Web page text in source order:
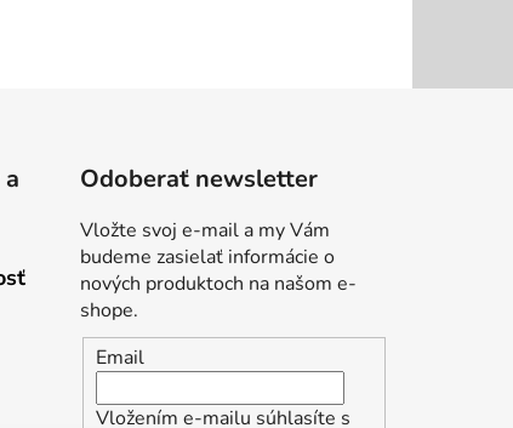
Odoberať newsletter
Vložte svoj e-mail a my Vám
budeme zasielať informácie o
nových produktoch na našom e-
shope.
Email
Vložením e-mailu súhlasíte s